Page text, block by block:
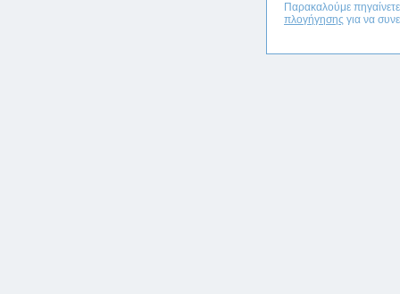
Παρακαλούμε
πλογήγησης για να